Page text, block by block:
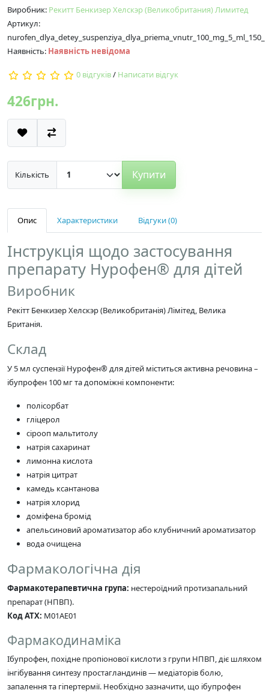
Виробник: Рекитт Бенкизер Хелскэр (Великобритания) Лимитед
Артикул:
nurofen_dlya_detey_suspenziya_dlya_priema_vnutr_100_mg_5_ml_150_
Наявність: Наявність невідома
0 відгуків/ Написати відгук
426грн.
Кількість Купити
Опис Характеристики Відгуки (0)
Інструкція щодо застосування
препарату Нурофен® для дітей
Виробник
Рекітт Бенкизер Хелскэр (Великобританія) Лімітед, Велика
Британія.
Склад
У 5 мл суспензії Нурофен® для дітей міститься активна речовина –
ібупрофен 100 мг та допоміжні компоненти:
полісорбат
гліцерол
сірооп мальтитолу
натрія сахаринат
лимонна кислота
натрія цитрат
камедь ксантанова
натрія хлорид
доміфена бромід
апельсиновий ароматизатор або клубничний ароматизатор
вода очищена
Фармакологічна дія
Фармакотерапевтична група: нестероїдний протизапальний
препарат (НПВП).
Код АТХ: M01AE01
Фармакодинаміка
Ібупрофен, похідне пропіонової кислоти з групи НПВП, діє шляхом
інгібування синтезу простагландинів — медіаторів болю,
запалення та гіпертермії. Необхідно зазначити, що ібупрофен